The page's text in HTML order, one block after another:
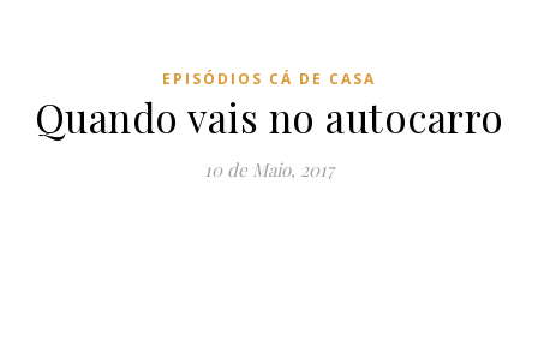
EPISÓDIOS CÁ DE CASA
Quando vais no autocarro
10 de Maio, 2017